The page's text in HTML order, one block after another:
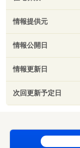
情報提供元
情報公開日
情報更新日
次回更新予定日